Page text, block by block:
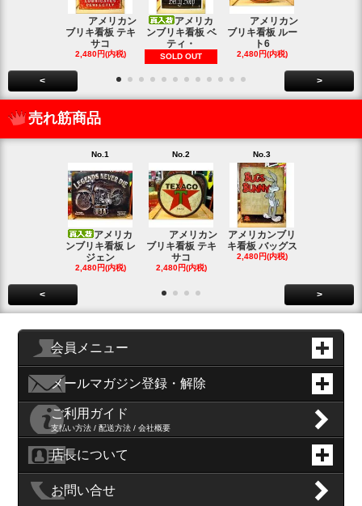
アメリカン
ブリキ看板 テキ
サコ
2,480円(内税)
アメリカ
ンブリキ看板 ベ
ティ・
SOLD OUT
アメリカン
ブリキ看板 ルー
ト6
2,480円(内税)
< >
売れ筋商品
No.1
アメリカ
ンブリキ看板 レ
ジェン
2,480円(内税)
No.2
アメリカン
ブリキ看板 テキ
サコ
2,480円(内税)
No.3
アメリカンブリ
キ看板 バッグス
2,480円(内税)
< >
会員メニュー
メールマガジン登録・解除
ご利用ガイド
支払い方法 / 配送方法 / 会社概要
店長について
お問い合せ